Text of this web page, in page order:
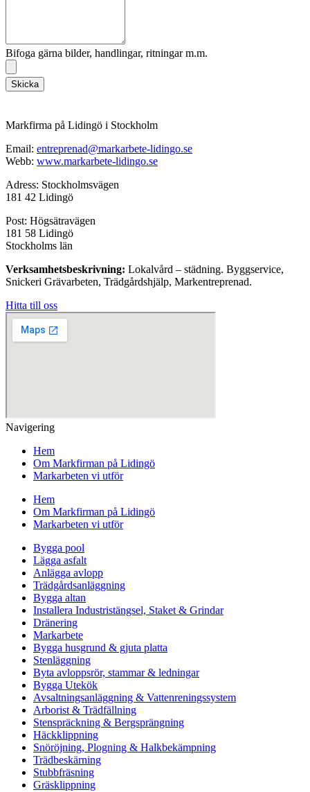
Bifoga gärna bilder, handlingar, ritningar m.m.
Skicka
Markfirma på Lidingö i Stockholm
Email: entreprenad@markarbete-lidingo.se
Webb: www.markarbete-lidingo.se
Adress: Stockholmsvägen
181 42 Lidingö
Post: Högsätravägen
181 58 Lidingö
Stockholms län
Verksamhetsbeskrivning: Lokalvård – städning. Byggservice,
Snickeri Grävarbeten, Trädgårdshjälp, Markentreprenad.
Hitta till oss
Navigering
Hem
Om Markfirman på Lidingö
Markarbeten vi utför
Hem
Om Markfirman på Lidingö
Markarbeten vi utför
Bygga pool
Lägga asfalt
Anlägga avlopp
Trädgårdsanläggning
Bygga altan
Installera Industristängsel, Staket & Grindar
Dränering
Markarbete
Bygga husgrund & gjuta platta
Stenläggning
Byta avloppsrör, stammar & ledningar
Bygga Utekök
Avsaltningsanläggning & Vattenreningssystem
Arborist & Trädfällning
Stenspräckning & Bergsprängning
Häckklippning
Snöröjning, Plogning & Halkbekämpning
Trädbeskärning
Stubbfräsning
Gräsklippning